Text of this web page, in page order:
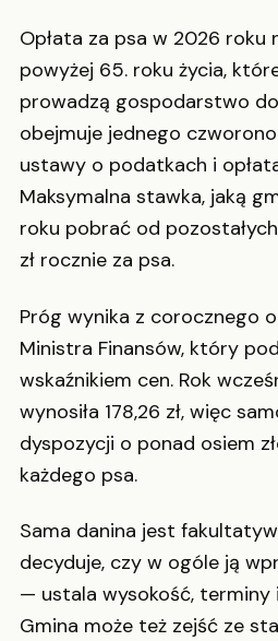
Opłata za psa w 2026 roku
powyżej 65. roku życia,
prowadzą gospodarstwo
obejmuje jednego
ustawy o podatkach i
Maksymalna stawka, jaką
roku pobrać od
zł rocznie za psa.
Próg wynika z corocznego
Ministra Finansów, który
wskaźnikiem cen. Rok
wynosiła 178,26 zł, więc
dyspozycji o ponad osiem
każdego psa.
Sama danina jest
decyduje, czy w ogóle ją
— ustala wysokość, terminy
Gmina może też zejść ze